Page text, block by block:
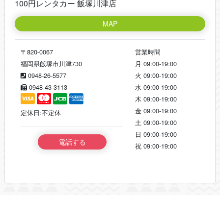
100円レンタカー 飯塚川津店
MAP
〒820-0067
福岡県飯塚市川津730
0948-26-5577
0948-43-3113
定休日:不定休
電話する
営業時間
月 09:00-19:00
火 09:00-19:00
水 09:00-19:00
木 09:00-19:00
金 09:00-19:00
土 09:00-19:00
日 09:00-19:00
祝 09:00-19:00